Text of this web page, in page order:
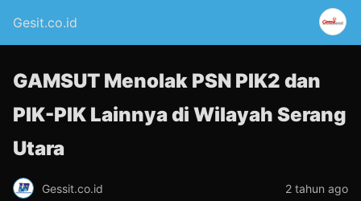
Gesit.co.id
GAMSUT Menolak PSN PIK2 dan
PIK-PIK Lainnya di Wilayah Serang
Utara
Gessit.co.id 2 tahun ago